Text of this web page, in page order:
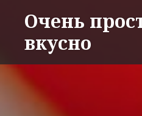
содержимому
Очень
вкусно